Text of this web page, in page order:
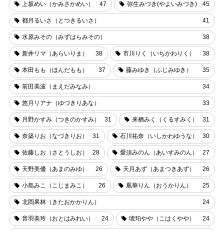
上坂めい（かみさかめい） 47 弥生みづき(やよいみづき) 45
都月るいさ（とつきるいさ） 41
水原みその（みずはらみその） 38
新井リマ（あらいりま） 38 市川りく（いちかわりく） 38
本田もも（ほんだもも） 37 藤みゆき（ふじみゆき） 35
前田美波（まえだみなみ） 34
悠月リアナ（ゆづきりあな） 33
月野かすみ（つきのかすみ） 31 来栖みく（くるすみく） 31
奈築りお（なづきりお） 31 石川祐奈（いしかわゆうな） 30
佐藤しお（さとうしお） 28 愛須みのん（あいすみのん） 27
天野美優（あまのみゆ） 26 天月あず（あまつきあず） 26
小島みこ（こじまみこ） 26 凰華りん（おうかりん） 25
北岡果林（きたおかかりん） 24
音羽美玲（おとはみれい） 24 琥珀やや（こはくやや） 24